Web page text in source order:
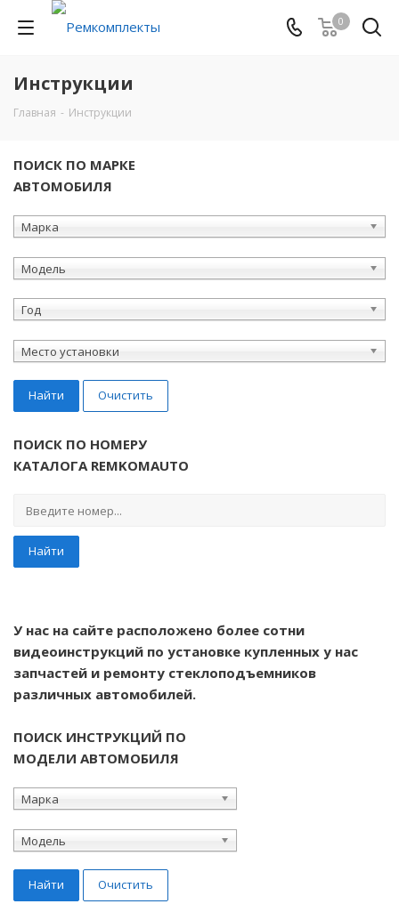
0
Инструкции
Главная - Инструкции
ПОИСК ПО МАРКЕ
АВТОМОБИЛЯ
Марка
Модель
Год
Место установки
Найти Очистить
ПОИСК ПО НОМЕРУ
КАТАЛОГА REMKOMAUTO
Найти
У нас на сайте расположено более сотни
видеоинструкций по установке купленных у нас
запчастей и ремонту стеклоподъемников
различных автомобилей.
ПОИСК ИНСТРУКЦИЙ ПО
МОДЕЛИ АВТОМОБИЛЯ
Марка
Модель
Найти Очистить